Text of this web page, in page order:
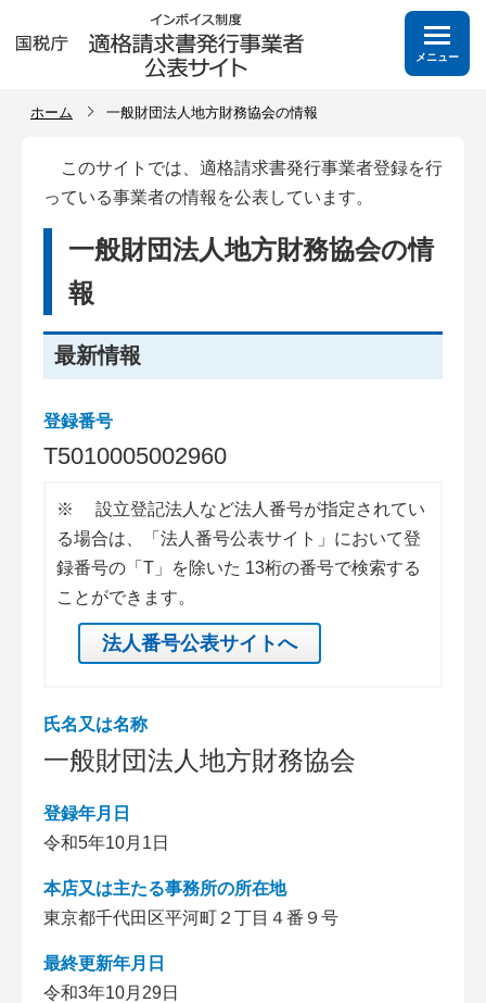
メニュー
ホーム 一般財団法人地方財務協会の情報
このサイトでは、適格請求書発行事業者登録を行
っている事業者の情報を公表しています。
一般財団法人地方財務協会の情
報
最新情報
登録番号
T5010005002960
※
設立登記法人など法人番号が指定されてい
る場合は、「法人番号公表サイト」において登
録番号の「T」を除いた 13桁の番号で検索する
ことができます。
法人番号公表サイトへ
氏名又は名称
一般財団法人地方財務協会
登録年月日
令和5年10月1日
本店又は主たる事務所の所在地
東京都千代田区平河町２丁目４番９号
最終更新年月日
令和3年10月29日